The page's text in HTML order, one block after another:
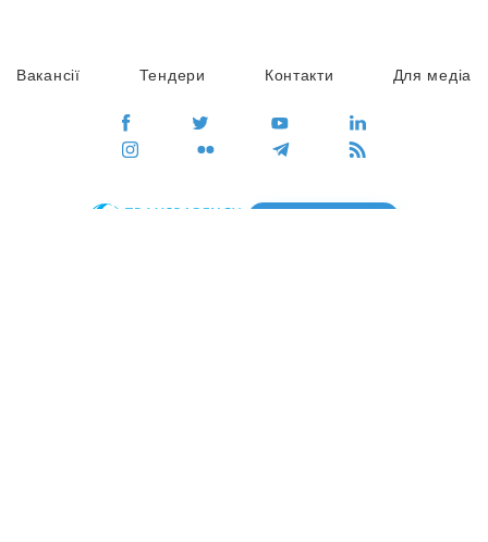
Вакансії Тендери Контакти Для медіа